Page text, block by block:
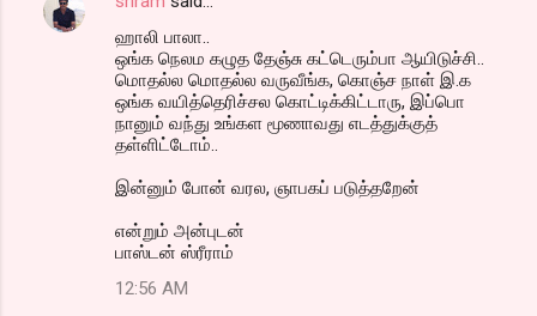
ஹாலி பாலா..
ஒங்க நெலம கழுத தேஞ்சு கட்டெரும்பா ஆயிடுச்சி..
மொதல்ல மொதல்ல வருவீங்க, கொஞ்ச நாள் இ.க
ஒங்க வயித்தெரிச்சல கொட்டிக்கிட்டாரு, இப்பொ
நானும் வந்து உங்கள மூணாவது எடத்துக்குத்
தள்ளிட்டோம்..
இன்னும் போன் வரல, ஞாபகப் படுத்தறேன்
என்றும் அன்புடன்
பாஸ்டன் ஸ்ரீராம்
12:56 AM